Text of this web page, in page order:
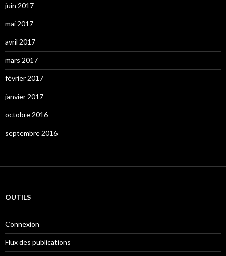
juin 2017
mai 2017
avril 2017
mars 2017
février 2017
janvier 2017
octobre 2016
septembre 2016
OUTILS
Connexion
Flux des publications